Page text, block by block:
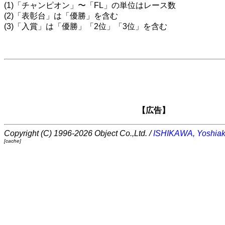
(1)「チャンピオン」〜「FL」の単位はレース数
(2)「表彰台」は「優勝」を含む
(3)「入賞」は「優勝」「2位」「3位」を含む
【広告】
Copyright (C) 1996-2026 Object Co.,Ltd. /ISHIKAWA,
[cache]